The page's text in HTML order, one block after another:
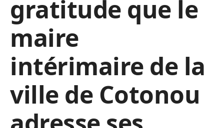
gratitude que le
maire
intérimaire de la
ville de Cotonou